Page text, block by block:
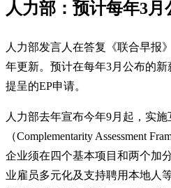
人力部：预计每年3
人力部发言人在答复《联合早报
年更新。预计在每年3月公布的
提呈的EP申请。
人力部去年宣布今年9月起，实
（Complementarity Assessment
企业须在四个基本项目和两个加
业雇员多元化及支持聘用本地人